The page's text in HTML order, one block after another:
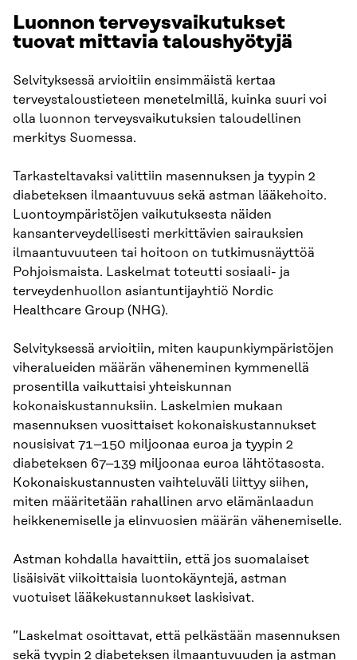
Luonnon terveysvaikutukset
tuovat mittavia taloushyötyjä
Selvityksessä arvioitiin ensimmäistä kertaa
terveystaloustieteen menetelmillä, kuinka suuri voi
olla luonnon terveysvaikutuksien taloudellinen
merkitys Suomessa.
Tarkasteltavaksi valittiin masennuksen ja tyypin 2
diabeteksen ilmaantuvuus sekä astman lääkehoito.
Luontoympäristöjen vaikutuksesta näiden
kansanterveydellisesti merkittävien sairauksien
ilmaantuvuuteen tai hoitoon on tutkimusnäyttöä
Pohjoismaista. Laskelmat toteutti sosiaali- ja
terveydenhuollon asiantuntijayhtiö Nordic
Healthcare Group (NHG).
Selvityksessä arvioitiin, miten kaupunkiympäristöjen
viheralueiden määrän väheneminen kymmenellä
prosentilla vaikuttaisi yhteiskunnan
kokonaiskustannuksiin. Laskelmien mukaan
masennuksen vuosittaiset kokonaiskustannukset
nousisivat 71–150 miljoonaa euroa ja tyypin 2
diabeteksen 67–139 miljoonaa euroa lähtötasosta.
Kokonaiskustannusten vaihteluväli liittyy siihen,
miten määritetään rahallinen arvo elämänlaadun
heikkenemiselle ja elinvuosien määrän vähenemiselle.
Astman kohdalla havaittiin, että jos suomalaiset
lisäisivät viikoittaisia luontokäyntejä, astman
vuotuiset lääkekustannukset laskisivat.
”Laskelmat osoittavat, että pelkästään masennuksen
sekä tyypin 2 diabeteksen ilmaantuvuuden ja astman